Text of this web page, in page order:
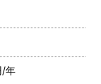
/年